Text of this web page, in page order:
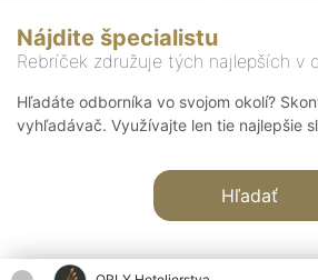
Nájdite špecialistu
Rebríček združuje tých najlepších v
Hľadáte odborníka vo svojom okolí?
vyhľadávač. Využívajte len tie najlepšie
Hľadať